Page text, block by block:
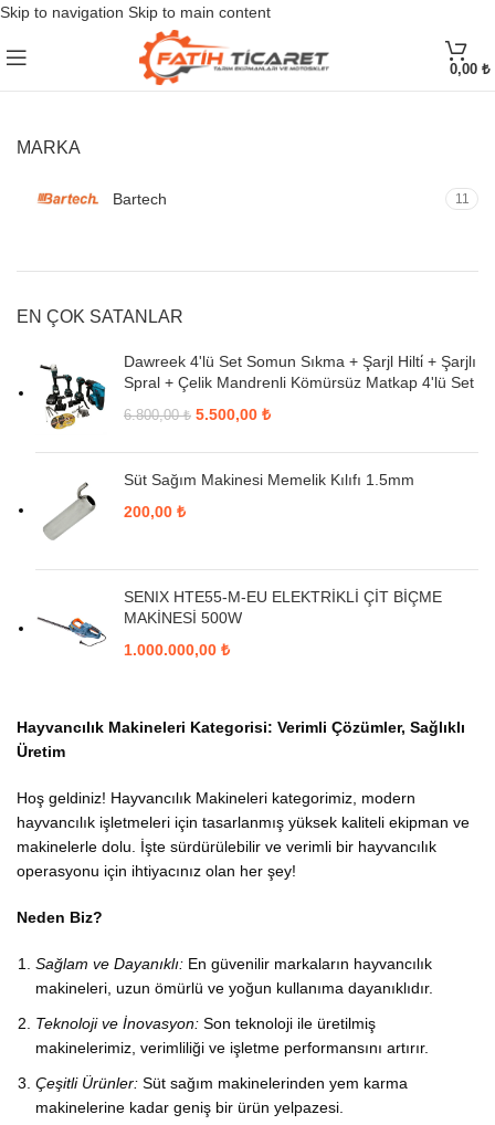
Skip to navigation Skip to main content
0,00 ₺
MARKA
Bartech 11
EN ÇOK SATANLAR
Dawreek 4'lü Set Somun Sıkma + Şarjl Hilti̇ + Şarjlı
Spral + Çelik Mandrenli Kömürsüz Matkap 4'lü Set
6.800,00₺ 5.500,00 ₺
Süt Sağım Makinesi Memelik Kılıfı 1.5mm
200,00 ₺
SENIX HTE55-M-EU ELEKTRİKLİ ÇİT BİÇME
MAKİNESİ 500W
1.000.000,00 ₺
Hayvancılık Makineleri Kategorisi: Verimli Çözümler, Sağlıklı
Üretim
Hoş geldiniz! Hayvancılık Makineleri kategorimiz, modern
hayvancılık işletmeleri için tasarlanmış yüksek kaliteli ekipman ve
makinelerle dolu. İşte sürdürülebilir ve verimli bir hayvancılık
operasyonu için ihtiyacınız olan her şey!
Neden Biz?
Sağlam ve Dayanıklı: En güvenilir markaların hayvancılık
makineleri, uzun ömürlü ve yoğun kullanıma dayanıklıdır.
Teknoloji ve İnovasyon: Son teknoloji ile üretilmiş
makinelerimiz, verimliliği ve işletme performansını artırır.
Çeşitli Ürünler: Süt sağım makinelerinden yem karma
makinelerine kadar geniş bir ürün yelpazesi.